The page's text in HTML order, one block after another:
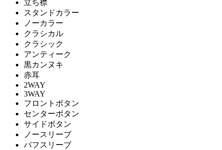
立ち襟
スタンドカラー
ノーカラー
クラシカル
クラシック
アンティーク
黒カンヌキ
赤耳
2WAY
3WAY
フロントボタン
センターボタン
サイドボタン
ノースリーブ
パフスリーブ